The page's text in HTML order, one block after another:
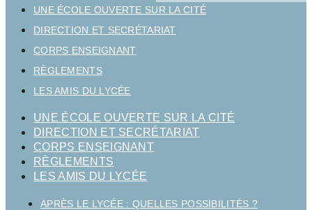
UNE ÉCOLE OUVERTE SUR LA CITÉ
DIRECTION ET SECRÉTARIAT
CORPS ENSEIGNANT
RÈGLEMENTS
LES AMIS DU LYCÉE
UNE ÉCOLE OUVERTE SUR LA CITÉ
DIRECTION ET SECRÉTARIAT
CORPS ENSEIGNANT
RÈGLEMENTS
LES AMIS DU LYCÉE
APRÈS LE LYCÉE : QUELLES POSSIBILITÉS ?